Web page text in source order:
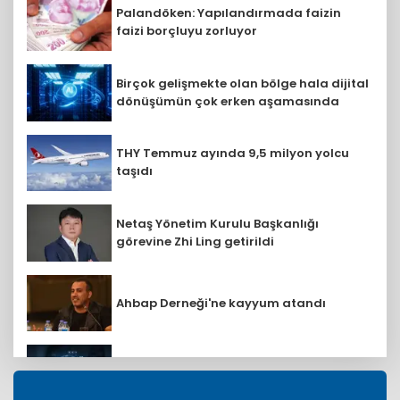
Palandöken: Yapılandırmada faizin
faizi borçluyu zorluyor
Birçok gelişmekte olan bölge hala dijital
dönüşümün çok erken aşamasında
THY Temmuz ayında 9,5 milyon yolcu
taşıdı
Netaş Yönetim Kurulu Başkanlığı
görevine Zhi Ling getirildi
Ahbap Derneği'ne kayyum atandı